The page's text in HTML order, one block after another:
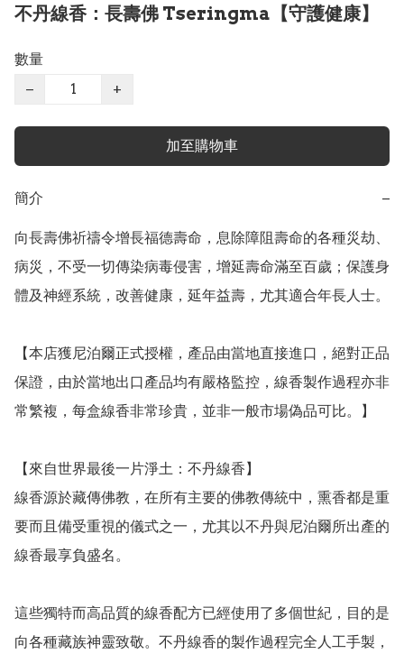
不丹線香：長壽佛 Tseringma【守護健康】
數量
−
+
加至購物車
簡介 −
向長壽佛祈禱令增長福德壽命，息除障阻壽命的各種災劫、
病災，不受一切傳染病毒侵害，增延壽命滿至百歲；保護身
體及神經系統，改善健康，延年益壽，尤其適合年長人士。
【本店獲尼泊爾正式授權，產品由當地直接進口，絕對正品
保證，由於當地出口產品均有嚴格監控，線香製作過程亦非
常繁複，每盒線香非常珍貴，並非一般市場偽品可比。】
【來自世界最後一片淨土：不丹線香】
線香源於藏傳佛教，在所有主要的佛教傳統中，熏香都是重
要而且備受重視的儀式之一，尤其以不丹與尼泊爾所出產的
線香最享負盛名。
這些獨特而高品質的線香配方已經使用了多個世紀，目的是
向各種藏族神靈致敬。不丹線香的製作過程完全人工手製，